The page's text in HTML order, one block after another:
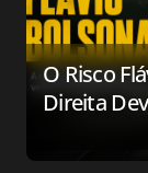
O Risco
Direita